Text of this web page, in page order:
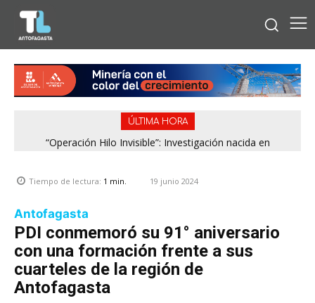
ÚLTIMA HORA
“Operación Hilo Invisible”: Investigación nacida en
Tiempo de lectura: 1 min. 19 junio 2024
Antofagasta
PDI conmemoró su 91° aniversario
con una formación frente a sus
cuarteles de la región de
Antofagasta